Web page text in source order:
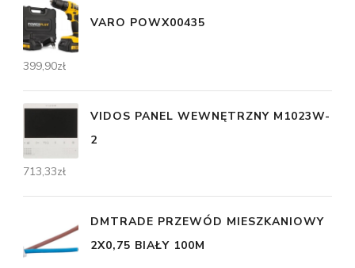
VARO POWX00435
399,90zł
VIDOS PANEL WEWNĘTRZNY M1023W-
2
713,33zł
DMTRADE PRZEWÓD MIESZKANIOWY
2X0,75 BIAŁY 100M